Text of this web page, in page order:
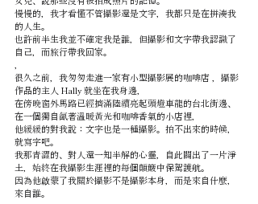
慢慢的，我才看懂不管攝影還是文字，我都只是在拼湊我
的人生。
也許前半生我並不確定我是誰，但攝影和文字帶我認識了
自己，而旅行帶我回家。
很久之前，我匆匆走進一家有小型攝影展的咖啡店 ，攝影
作品的主人 Hally 就坐在我身邊，
在傍晚窗外馬路已經擠滿陸續亮起頭燈車龍的台北街邊、
在一個獨自氤著溫暖黃光和咖啡香氣的小店裡，
他緩緩的對我說：文字也是一種攝影。拍不出來的時候，
就寫字吧。
我那青澀的、對人還一知半解的心靈，自此闢出了一片淨
土，始終在我攝影生涯裡的每個顛簸中保駕護航。
因為他啟蒙了我關於攝影不是攝影本身，而是來自什麼，
來自誰。